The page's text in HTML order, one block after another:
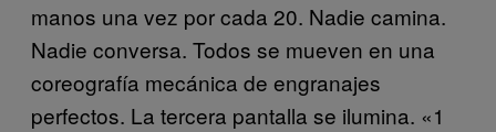
manos una vez por cada 20. Nadie camina.
Nadie conversa. Todos se mueven en una
coreografía mecánica de engranajes
perfectos. La tercera pantalla se ilumina. «1